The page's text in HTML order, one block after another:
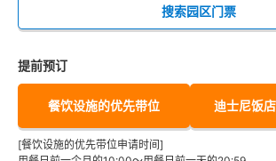
搜索园区门票
提前预订
餐饮设施的优先带位 迪士尼饭
[餐饮设施的优先带位申请时间]